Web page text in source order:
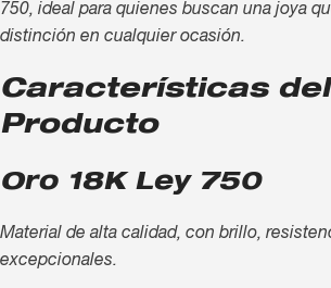
750, ideal para quienes buscan una joya
distinción en cualquier ocasión.
Características del
Producto
Oro 18K Ley 750
Material de alta calidad, con brillo,
excepcionales.